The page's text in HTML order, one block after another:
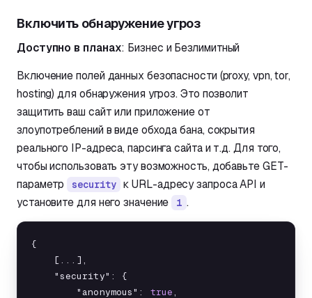
Включить обнаружение угроз
Доступно в планах: Бизнес и Безлимитный
Включение полей данных безопасности (proxy, vpn, tor,
hosting) для обнаружения угроз. Это позволит
защитить ваш сайт или приложение от
злоупотреблений в виде обхода бана, сокрытия
реального IP-адреса, парсинга сайта и т.д. Для того,
чтобы использовать эту возможность, добавьте GET-
параметр
security к URL-адресу запроса API и
установите для него значение
1 .
{
    [...],
    "security": {
        "anonymous":
true,